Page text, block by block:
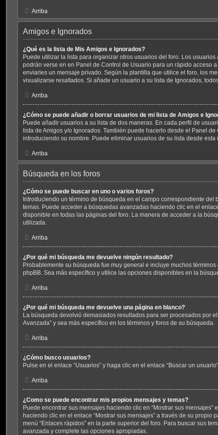
Arriba
Amigos e Ignorados
¿Qué es la lista de Mis Amigos e Ignorados?
Puede utilizar la lista para organizar otros usuarios del foro. Los
podrán verse en en Panel de Control de Usuario para un rápido acceso
enviarles un mensaje privado. Según la plantilla que utilice el foro, los
visualizarse resaltados. Si añade un usuario a su lista de Ignorados,
Arriba
¿Cómo se puede añadir o borrar usuarios de mi lista de Amigos e
Puede añadir usuarios a su lista de dos maneras. En cada perfil de
lista de Amigos y/o Ignorados. También puede hacerlo desde el Panel
introduciendo su nombre. Puede eliminar usuarios de su lista desde esta
Arriba
Búsqueda en los foros
¿Cómo se puede buscar en uno o varios foros?
Introduciendo un término de búsqueda en el campo correspondiente del
temas. Puede acceder a búsquedas avanzadas haciendo clic en el
disponible en todas las páginas del foro. La manera de acceder a la
utilizada.
Arriba
¿Por qué mi búsqueda me devuelve ningún resultado?
Probablemente su búsqueda fue muy general e incluye muchos
phpBB. Sea más específico y utilice las opciones disponibles en la
Arriba
¿Por qué mi búsqueda me devuelve una página en blanco?
La búsqueda devolvió demasiados resultados para ser procesados por
Avanzada” y sea más específico en los términos y foros de su búsqueda.
Arriba
¿Cómo busco usuarios?
Pulse en el enlace “Usuarios” y haga clic en el enlace “Buscar un
Arriba
¿Como se puede encontrar mis propios mensajes y temas?
Puede encontrar sus mensajes haciendo clic en “Mostrar sus mensajes”
haciendo clic en el enlace “Mostrar sus mensajes” a través de su propio
menú “Enlaces rápidos” en la parte superior del foro. Para buscar sus
avanzada y complete las opciones apropiadas.